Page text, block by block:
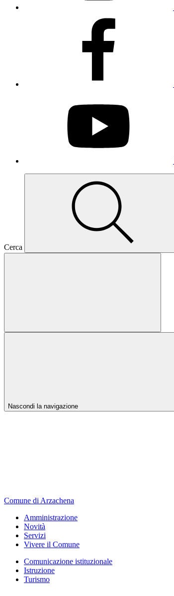
Cerca
Nascondi la navigazione
Comune di Arzachena
Amministrazione
Novità
Servizi
Vivere il Comune
Comunicazione istituzionale
Istruzione
Turismo